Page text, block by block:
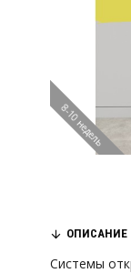
8-10 недель
ОПИСАНИЕ
Системы